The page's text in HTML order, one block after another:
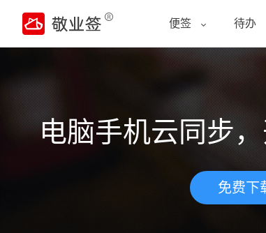
便签 待办
电脑手机云同步
免费下